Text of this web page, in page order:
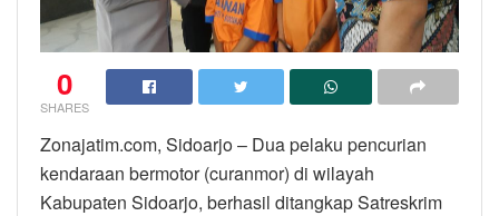
0
SHARES
Zonajatim.com, Sidoarjo – Dua pelaku pencurian
kendaraan bermotor (curanmor) di wilayah
Kabupaten Sidoarjo, berhasil ditangkap Satreskrim